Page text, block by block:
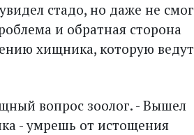
стадо, но даже не смог
и обратная сторона
хищника, которую ведут
вопрос зоолог. - Вышел
- умрешь от истощения